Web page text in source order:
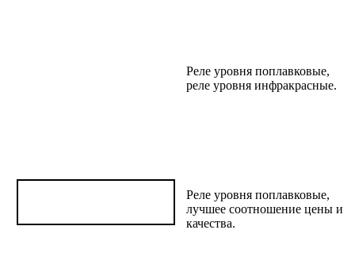
Реле уровня поплавковые,
реле уровня инфракрасные.
Реле уровня поплавковые,
лучшее соотношение цены и
качества.